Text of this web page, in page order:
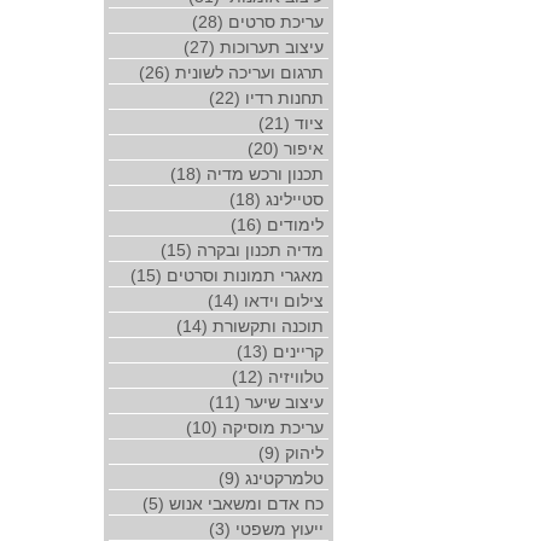
עריכת סרטים (28)
עיצוב תערוכות (27)
תרגום ועריכה לשונית (26)
תחנות רדיו (22)
ציוד (21)
איפור (20)
תכנון ורכש מדיה (18)
סטיילינג (18)
לימודים (16)
מדיה תכנון ובקרה (15)
מאגרי תמונות וסרטים (15)
צילום וידאו (14)
תוכנה ותקשורת (14)
קריינים (13)
טלוויזיה (12)
עיצוב שיער (11)
עריכת מוסיקה (10)
ליהוק (9)
טלמרקטינג (9)
כח אדם ומשאבי אנוש (5)
ייעוץ משפטי (3)